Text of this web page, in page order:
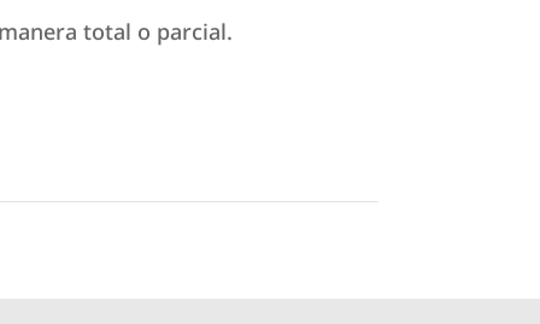
total o parcial.